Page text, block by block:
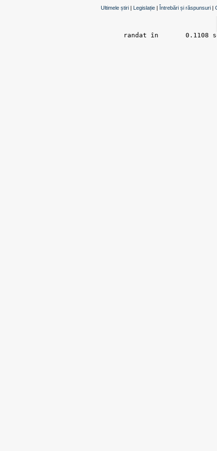
Ultimele știri | Legislație | Întrebări și răspunsuri |
randat în